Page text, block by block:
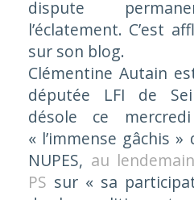
dispute
l’éclatement. C’est
sur son blog.
Clémentine Autain
députée LFI de
désole ce
« l’immense gâchis »
NUPES, au
PS sur « sa